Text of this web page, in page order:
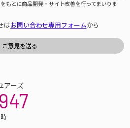
もとに商品開発・サイト改善を行ってまいりま
はお問い合わせ専用フォームから
アーズ